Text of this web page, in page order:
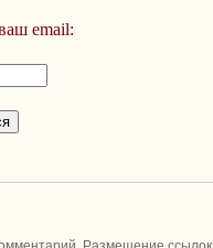
email:
Размещение ссылок